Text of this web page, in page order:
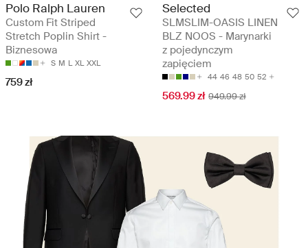
Polo Ralph Lauren
Custom Fit Striped
Stretch Poplin Shirt -
Biznesowa
S M L XL XXL
759 zł
Selected
SLMSLIM-OASIS LINEN
BLZ NOOS - Marynarki
z pojedynczym
zapięciem
44 46 48 50 52
569.99 zł 949.99 zł